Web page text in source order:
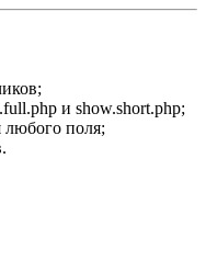
и show.short.php;
любого поля;